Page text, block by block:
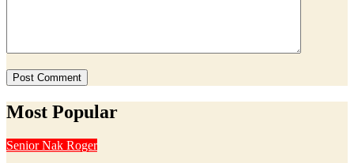
Most Popular
Senior Nak Roger